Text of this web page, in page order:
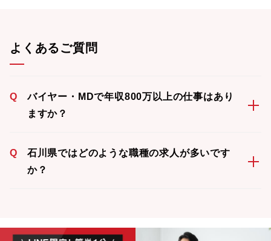
よくあるご質問
Q
バイヤー・MDで年収800万以上の仕事はあり
ますか？
Q
石川県ではどのような職種の求人が多いです
か？